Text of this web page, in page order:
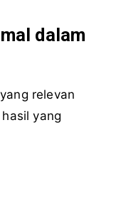
dalam
relevan
yang